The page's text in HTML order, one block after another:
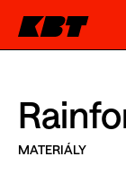
MATERIÁLY